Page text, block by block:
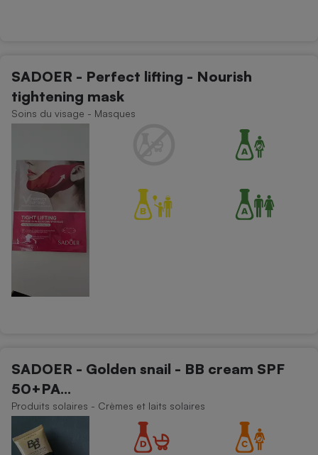
SADOER - Perfect lifting - Nourish
tightening mask
Soins du visage - Masques
SADOER - Golden snail - BB cream SPF
50+PA...
Produits solaires - Crèmes et laits solaires